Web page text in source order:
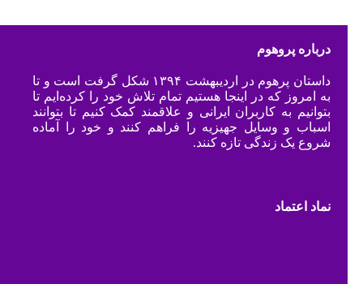
درباره پروهوم
داستان پرهوم در اردیبهشت ۱۳۹۴ شکل گرفت است و تا
به امروز که در اینجا هستیم تمام تلاش خود را کرده‌ایم تا
بتوانیم به کاربران ایرانی و علاقمند کمک کنیم تا بتوانند
اسباب و وسایل جهیزیه را فراهم کنند و خود را آماده
شروع یک زندگی تازه کنند.
نماد اعتماد